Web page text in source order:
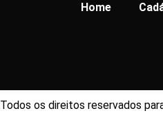
Home
Todos os direitos reservados